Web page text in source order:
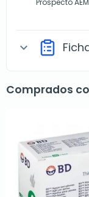
expand_more
Comprados